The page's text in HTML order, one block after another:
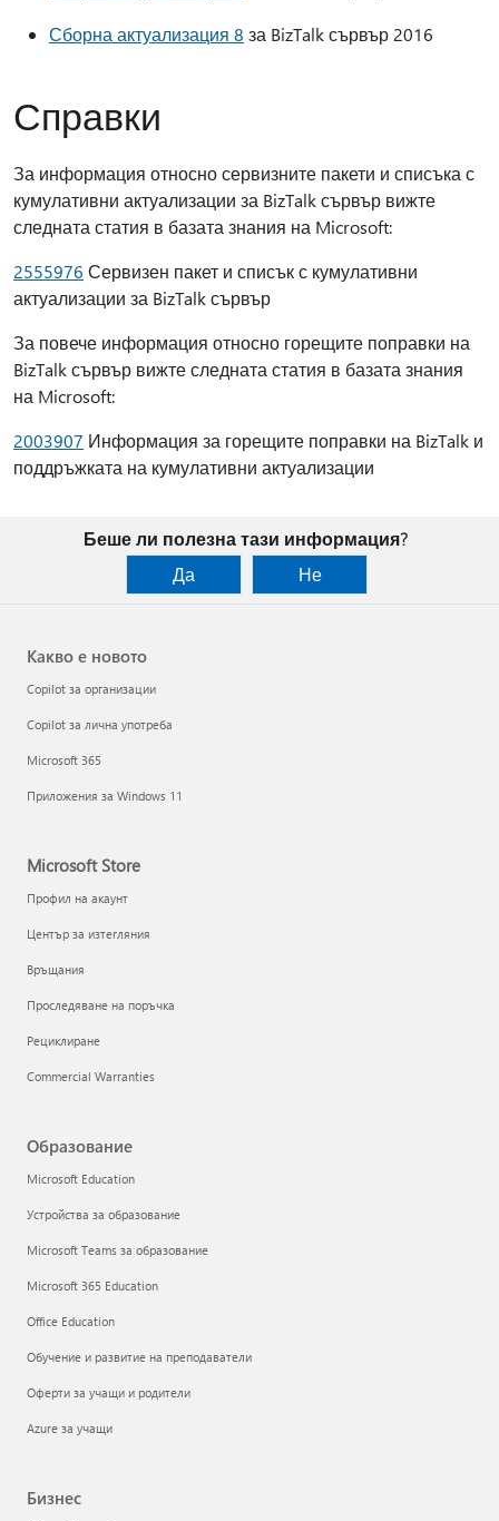
Сборна актуализация 8 за BizTalk сървър 2016
Справки
За информация относно сервизните пакети и списъка с
кумулативни актуализации за BizTalk сървър вижте
следната статия в базата знания на Microsoft:
2555976 Сервизен пакет и списък с кумулативни
актуализации за BizTalk сървър
За повече информация относно горещите поправки на
BizTalk сървър вижте следната статия в базата знания
на Microsoft:
2003907 Информация за горещите поправки на BizTalk и
поддръжката на кумулативни актуализации
Беше ли полезна тази информация?
Да
Не
Какво е новото
Copilot за организации
Copilot за лична употреба
Microsoft 365
Приложения за Windows 11
Microsoft Store
Профил на акаунт
Център за изтегляния
Връщания
Проследяване на поръчка
Рециклиране
Commercial Warranties
Образование
Microsoft Education
Устройства за образование
Microsoft Teams за образование
Microsoft 365 Education
Office Education
Обучение и развитие на преподаватели
Оферти за учащи и родители
Azure за учащи
Бизнес